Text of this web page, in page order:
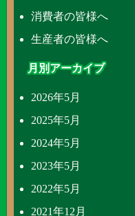
消費者の皆様へ
生産者の皆様へ
月別アーカイブ
2026年5月
2025年5月
2024年5月
2023年5月
2022年5月
2021年12月